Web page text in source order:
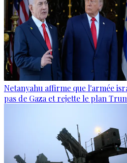
Netanyahu affirme que l'armée
pas de Gaza et rejette le plan